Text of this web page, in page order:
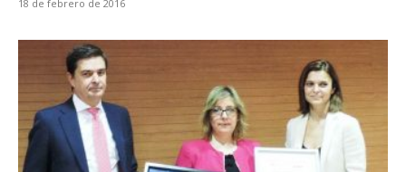
18 de febrero de 2016